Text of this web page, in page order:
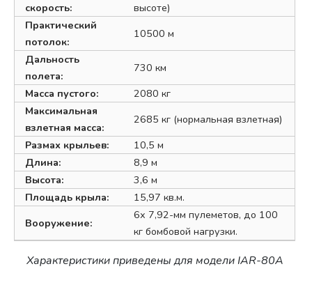
скорость:
высоте)
Практический
потолок:
10500 м
Дальность
полета:
730 км
Масса пустого:
2080 кг
Максимальная
взлетная масса:
2685 кг (нормальная взлетная)
Размах крыльев:
10,5 м
Длина:
8,9 м
Высота:
3,6 м
Площадь крыла:
15,97 кв.м.
Вооружение:
6х 7,92-мм пулеметов, до 100
кг бомбовой нагрузки.
Характеристики приведены для модели IAR-80A